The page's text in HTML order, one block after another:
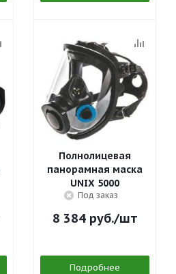
Полнолицевая
панорамная маска
UNIX 5000
Под заказ
8 384руб./шт
Подробнее